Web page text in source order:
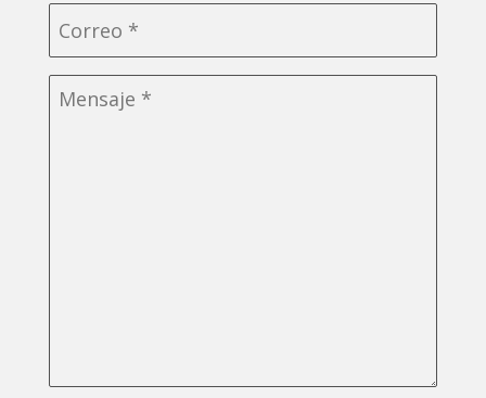
Correo
electrónico
Sin
título